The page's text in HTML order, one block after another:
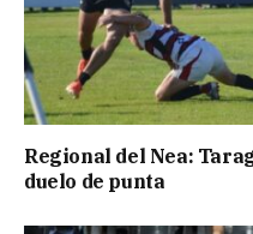
Regional del Nea:
duelo de punta